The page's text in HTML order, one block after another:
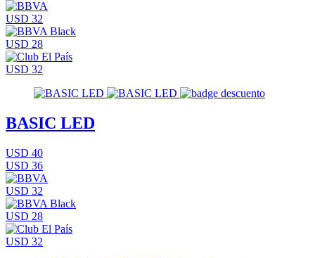
USD 32
USD 28
USD 32
BASIC LED
USD 40
USD 36
USD 32
USD 28
USD 32